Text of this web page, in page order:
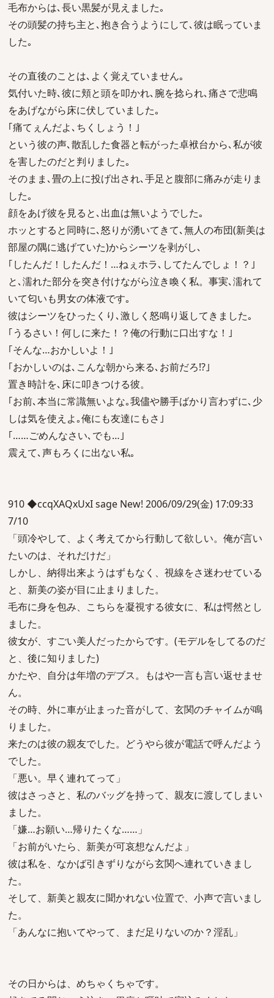
毛布からは､長い黒髪が見えました｡
その頭髪の持ち主と､抱き合うようにして､彼は眠っていま
した｡
その直後のことは､よく覚えていません｡
気付いた時､彼に頬と頭を叩かれ､腕を捻られ､痛さで悲鳴
をあげながら床に伏していました｡
｢痛てぇんだよ､ちくしょう！｣
という彼の声､散乱した食器と転がった卓袱台から､私が彼
を害したのだと判りました｡
そのまま､畳の上に投げ出され､手足と腹部に痛みが走りま
した｡
顔をあげ彼を見ると､出血は無いようでした｡
ホッとすると同時に､怒りが湧いてきて､無人の布団(新美は
部屋の隅に逃げていた)からシーツを剥がし､
｢したんだ！したんだ！…ねぇホラ､してたんでしょ！？｣
と､濡れた部分を突き付けながら泣き喚く私。事実､濡れて
いて匂いも男女の体液です｡
彼はシーツをひったくり､激しく怒鳴り返してきました｡
｢うるさい！何しに来た！？俺の行動に口出すな！｣
｢そんな…おかしいよ！｣
｢おかしいのは､こんな朝から来る､お前だろ!?｣
置き時計を､床に叩きつける彼。
｢お前､本当に常識無いよな｡我儘や勝手ばかり言わずに､少
しは気を使えよ｡俺にも友達にもさ｣
｢……ごめんなさい､でも…｣
震えて､声もろくに出ない私｡
910 ◆ccqXAQxUxI sage New! 2006/09/29(金) 17:09:33
7/10
「頭冷やして、よく考えてから行動して欲しい。俺が言い
たいのは、それだけだ」
しかし、納得出来ようはずもなく、視線をさ迷わせている
と、新美の姿が目に止まりました。
毛布に身を包み、こちらを凝視する彼女に、私は愕然とし
ました。
彼女が、すごい美人だったからです。(モデルをしてるのだ
と、後に知りました)
かたや、自分は年増のデブス。もはや一言も言い返せませ
ん。
その時、外に車が止まった音がして、玄関のチャイムが鳴
りました。
来たのは彼の親友でした。どうやら彼が電話で呼んだよう
でした。
「悪い。早く連れてって」
彼はさっさと、私のバッグを持って、親友に渡してしまい
ました。
「嫌…お願い…帰りたくな……」
「お前がいたら、新美が可哀想なんだよ」
彼は私を、なかば引きずりながら玄関へ連れていきまし
た。
そして、新美と親友に聞かれない位置で、小声で言いまし
た。
「あんなに抱いてやって、まだ足りないのか？淫乱」
その日からは、めちゃくちゃです。